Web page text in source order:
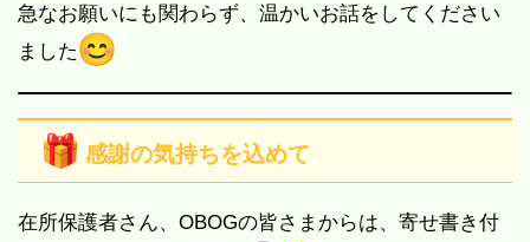
急なお願いにも関わらず、温かいお話をしてください
ました
感謝の気持ちを込めて
在所保護者さん、OBOGの皆さまからは、寄せ書き付